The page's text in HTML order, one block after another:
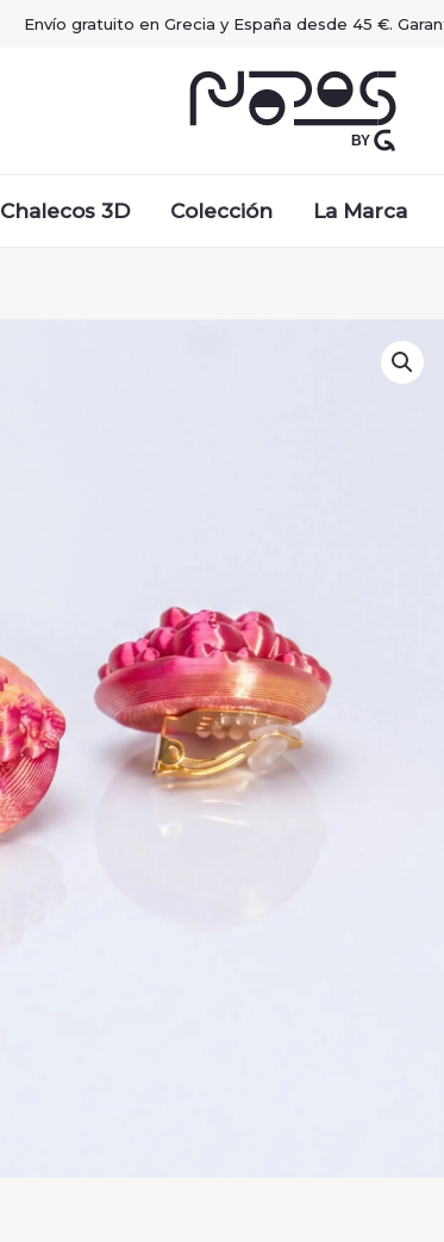
Envío gratuito en Grecia y España desde 45 €.
Chalecos 3D Colección La Marca